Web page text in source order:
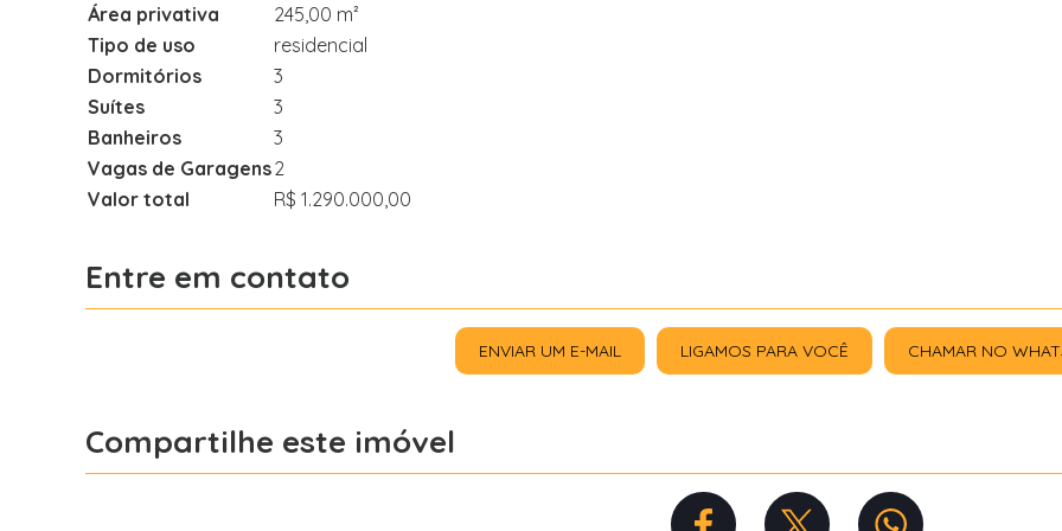
Área privativa
245,00 m²
Tipo de uso
residencial
Dormitórios
3
Suítes
3
Banheiros
3
Vagas de Garagens2
Valor total
R$ 1.290.000,00
Entre em contato
ENVIAR UM E-MAIL LIGAMOS PARA VOCÊ CHAMAR NO
Compartilhe este imóvel